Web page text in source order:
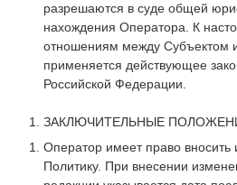
разрешаются в суде общей
нахождения Оператора. К
отношениям между Субъектом
применяется действующее
Российской Федерации.
ЗАКЛЮЧИТЕЛЬНЫЕ
Оператор имеет право
Политику. При внесении